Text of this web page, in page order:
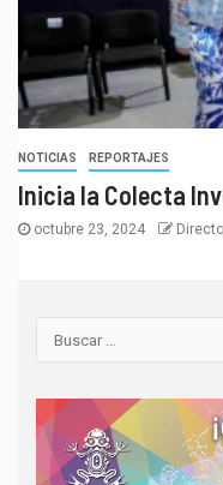
NOTICIAS REPORTAJES
Inicia la Colecta
octubre 23, 2024